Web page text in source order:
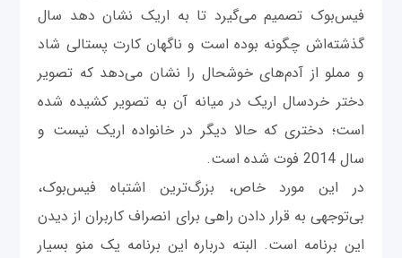
فیس‌بوک تصمیم می‌گیرد تا به اریک نشان دهد سال
گذشته‌اش چگونه بوده است و ناگهان کارت پستالی شاد
و مملو از آدم‌های خوشحال را نشان می‌دهد که تصویر
دختر خردسال اریک در میانه آن به تصویر کشیده شده
است؛ دختری که حالا دیگر در خانواده اریک نیست و
سال 2014 فوت شده است.
در این مورد خاص، بزرگ‌ترین اشتباه فیس‌بوک،
بی‌توجهی به قرار دادن راهی برای انصراف کاربران از دیدن
این برنامه است. البته درباره این برنامه یک منو بسیار